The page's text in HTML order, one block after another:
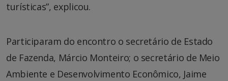
turísticas”, explicou.
Participaram do encontro o secretário de Estado
de Fazenda, Márcio Monteiro; o secretário de Meio
Ambiente e Desenvolvimento Econômico, Jaime